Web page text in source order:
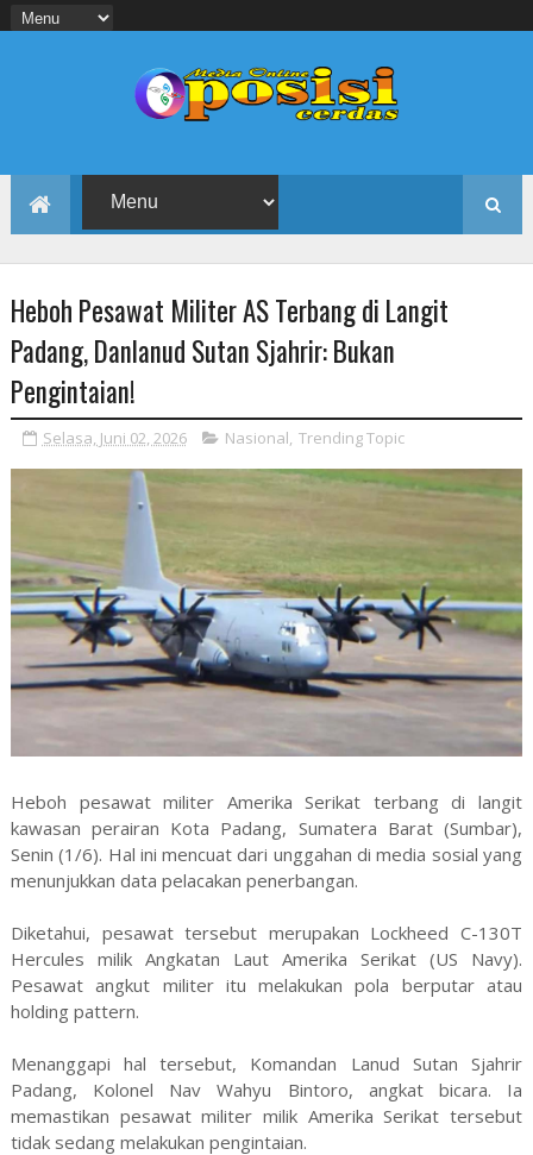
Heboh Pesawat Militer AS Terbang di Langit
Padang, Danlanud Sutan Sjahrir: Bukan
Pengintaian!
Selasa, Juni 02, 2026 Nasional, Trending Topic
Heboh pesawat militer Amerika Serikat terbang di langit
kawasan perairan Kota Padang, Sumatera Barat (Sumbar),
Senin (1/6). Hal ini mencuat dari unggahan di media sosial yang
menunjukkan data pelacakan penerbangan.
Diketahui, pesawat tersebut merupakan Lockheed C-130T
Hercules milik Angkatan Laut Amerika Serikat (US Navy).
Pesawat angkut militer itu melakukan pola berputar atau
holding pattern.
Menanggapi hal tersebut, Komandan Lanud Sutan Sjahrir
Padang, Kolonel Nav Wahyu Bintoro, angkat bicara. Ia
memastikan pesawat militer milik Amerika Serikat tersebut
tidak sedang melakukan pengintaian.